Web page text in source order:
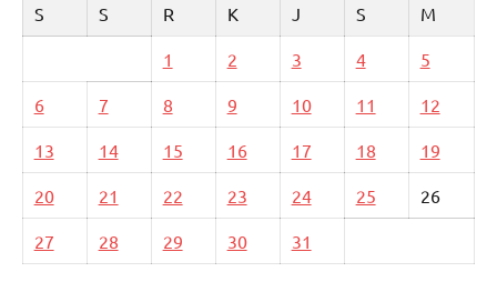
S
S R K J S M
1 2 3 4 5
6 7 8 9 10 11 12
13 14 15 16 17 18 19
20 21 22 23 24 25 26
27 28 29 30 31